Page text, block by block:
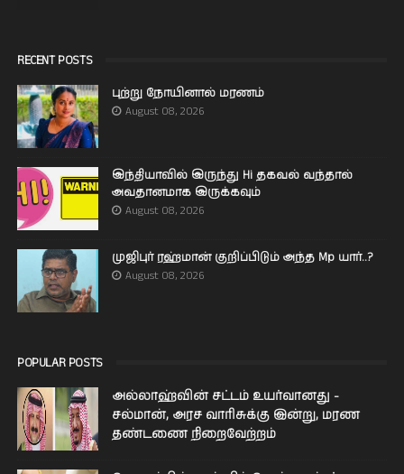
RECENT POSTS
புற்று நோயினால் மரணம்
August 08, 2026
இந்தியாவில் இருந்து Hi தகவல் வந்தால்
அவதானமாக இருக்கவும்
August 08, 2026
முஜிபுர் ரஹ்மான் குறிப்பிடும் அந்த Mp யார்..?
August 08, 2026
POPULAR POSTS
அல்லாஹ்வின் சட்டம் உயர்வானது -
சல்மான், அரச வாரிசுக்கு இன்று, மரண
தண்டணை நிறைவேற்றம்